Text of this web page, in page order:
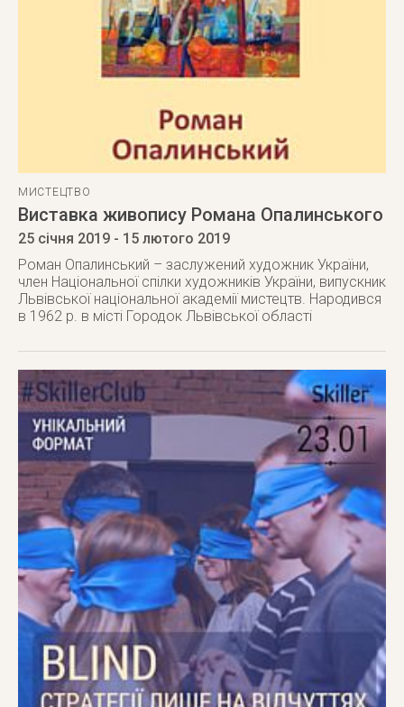
МИСТЕЦТВО
Виставка живопису Романа Опалинського
25 січня 2019 - 15 лютого 2019
Роман Опалинський – заслужений художник України,
член Національної спілки художників України, випускник
Львівської національної академії мистецтв. Народився
в 1962 р. в місті Городок Львівської області